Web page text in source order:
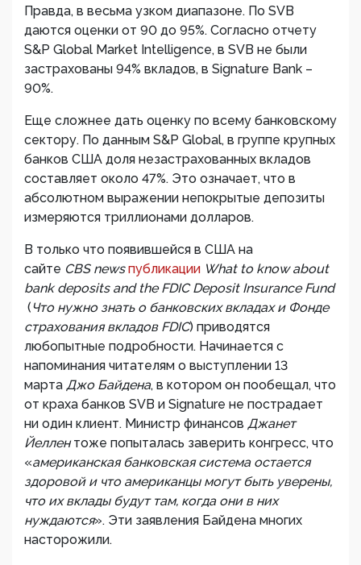
Правда, в весьма узком диапазоне. По SVB
даются оценки от 90 до 95%. Согласно отчету
S&P Global Market Intelligence, в SVB не были
застрахованы 94% вкладов, в Signature Bank –
90%.
Еще сложнее дать оценку по всему банковскому
сектору. По данным S&P Global, в группе крупных
банков США доля незастрахованных вкладов
составляет около 47%. Это означает, что в
абсолютном выражении непокрытые депозиты
измеряются триллионами долларов.
В только что появившейся в США на
сайте CBS news публикации What to know about
bank deposits and the FDIC Deposit Insurance Fund
(Что нужно знать о банковских вкладах и Фонде
страхования вкладов FDIC) приводятся
любопытные подробности. Начинается с
напоминания читателям о выступлении 13
марта Джо Байдена, в котором он пообещал, что
от краха банков SVB и Signature не пострадает
ни один клиент. Министр финансов Джанет
Йеллентоже попыталась заверить конгресс, что
«американская банковская система остается
здоровой и что американцы могут быть уверены,
что их вклады будут там, когда они в них
нуждаются». Эти заявления Байдена многих
насторожили.